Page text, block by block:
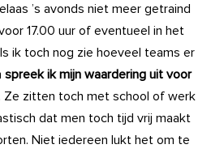
’s avonds niet meer getraind
17.00 uur of eventueel in het
ik toch nog zie hoeveel teams er
spreek ik mijn waardering uit voor
Ze zitten toch met school of werk
dat men toch tijd vrij maakt
Niet iedereen lukt het om te